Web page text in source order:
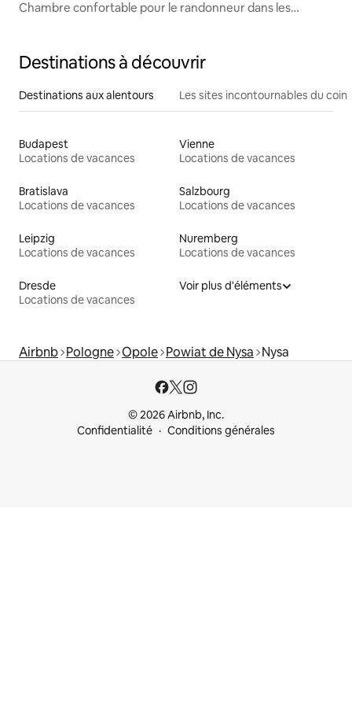
Chambre confortable pour le randonneur dans les
Destinations à découvrir
Destinations aux alentours Les sites incontournables du coin
Budapest
Locations de vacances
Vienne
Locations de vacances
Bratislava
Locations de vacances
Salzbourg
Locations de vacances
Leipzig
Locations de vacances
Nuremberg
Locations de vacances
Dresde
Locations de vacances
Voir plus d'éléments
Airbnb Pologne Opole Powiat de Nysa Nysa
© 2026 Airbnb, Inc.
Confidentialité
Conditions générales